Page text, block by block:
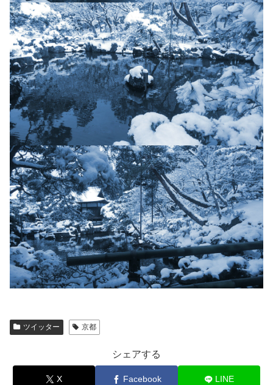
ツイッター 京都
シェアする
X Facebook LINE